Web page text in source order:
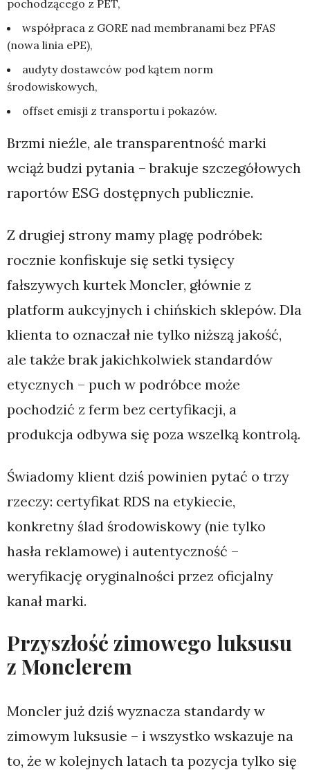
pochodzącego z PET,
współpraca z GORE nad membranami bez PFAS
(nowa linia ePE),
audyty dostawców pod kątem norm
środowiskowych,
offset emisji z transportu i pokazów.
Brzmi nieźle, ale transparentność marki
wciąż budzi pytania – brakuje szczegółowych
raportów ESG dostępnych publicznie.
Z drugiej strony mamy plagę podróbek:
rocznie konfiskuje się setki tysięcy
fałszywych kurtek Moncler, głównie z
platform aukcyjnych i chińskich sklepów. Dla
klienta to oznaczał nie tylko niższą jakość,
ale także brak jakichkolwiek standardów
etycznych – puch w podróbce może
pochodzić z ferm bez certyfikacji, a
produkcja odbywa się poza wszelką kontrolą.
Świadomy klient dziś powinien pytać o trzy
rzeczy: certyfikat RDS na etykiecie,
konkretny ślad środowiskowy (nie tylko
hasła reklamowe) i autentyczność –
weryfikację oryginalności przez oficjalny
kanał marki.
Przyszłość zimowego luksusu
z Monclerem
Moncler już dziś wyznacza standardy w
zimowym luksusie – i wszystko wskazuje na
to, że w kolejnych latach ta pozycja tylko się